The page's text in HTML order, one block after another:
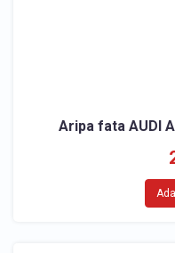
Aripa fata AUDI